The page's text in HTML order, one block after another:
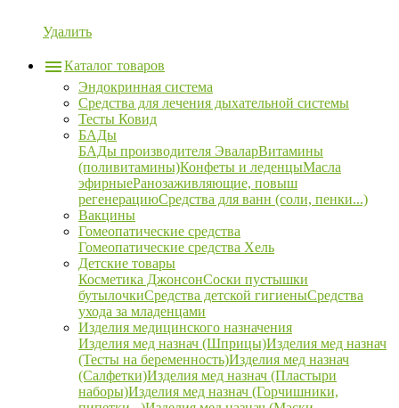
Удалить
Каталог товаров
Эндокринная система
Средства для лечения дыхательной системы
Тесты Ковид
БАДы
БАДы производителя ЭваларВитамины
(поливитамины)Конфеты и леденцыМасла
эфирныеРанозаживляющие, повыш
регенерациюСредства для ванн (соли, пенки...)
Вакцины
Гомеопатические средства
Гомеопатические средства Хель
Детские товары
Косметика ДжонсонСоски пустышки
бутылочкиСредства детской гигиеныСредства
ухода за младенцами
Изделия медицинского назначения
Изделия мед назнач (Шприцы)Изделия мед назнач
(Тесты на беременность)Изделия мед назнач
(Салфетки)Изделия мед назнач (Пластыри
наборы)Изделия мед назнач (Горчишники,